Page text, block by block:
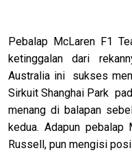
Pebalap McLaren F1
ketinggalan dari
Australia ini sukses
Sirkuit Shanghai Park
menang di balapan
kedua. Adapun pebalap
Russell, pun mengisi